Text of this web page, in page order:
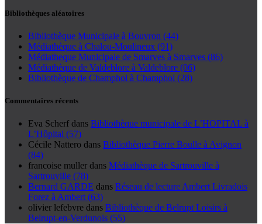
Bibliothèques aléatoires
Bibliothèque Municipale à Bouvron (44)
Médiathèque à Chalou-Moulineux (91)
Médiatheque Municipale de Smarves à Smarves (86)
Médiathèque de Valdeblore à Valdeblore (06)
Bibliothèque de Champhol à Champhol (28)
Commentaires récents
Eva Scherf dans Bibliothèque municipale de L’HOPITAL à
L’Hôpital (57)
Cécile Nattero dans Bibliothèque Pierre Boulle à Avignon
(84)
francoise muller dans Médiathèque de Sartrouville à
Sartrouville (78)
Bernard GARDE dans Réseau de lecture Ambert Livradois
Forez à Ambert (63)
olivier lefebvre dans Bibliothèque de Belrupt Loisirs à
Belrupt-en-Verdunois (55)